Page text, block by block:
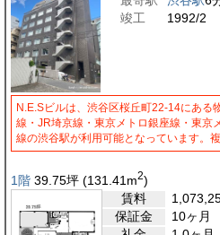
竣工
1992/2
N.E.Sビルは、渋谷区桜丘町22-14にある
線・JR埼京線・東京メトロ銀座線・東京
線の渋谷駅が利用可能となっています。
1階 39.75坪 (131.41 m2)
賃料
保証金
10ヶ月